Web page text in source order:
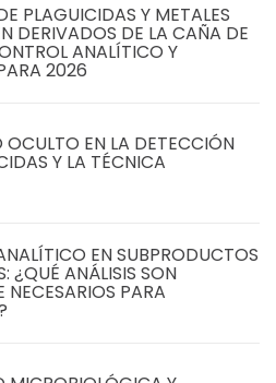
PLAGUICIDAS Y METALES
DERIVADOS DE LA CAÑA DE
ANALÍTICO Y
2026
OCULTO EN LA DETECCIÓN
Y LA TÉCNICA
EN SUBPRODUCTOS
¿QUÉ ANÁLISIS SON
NECESARIOS PARA